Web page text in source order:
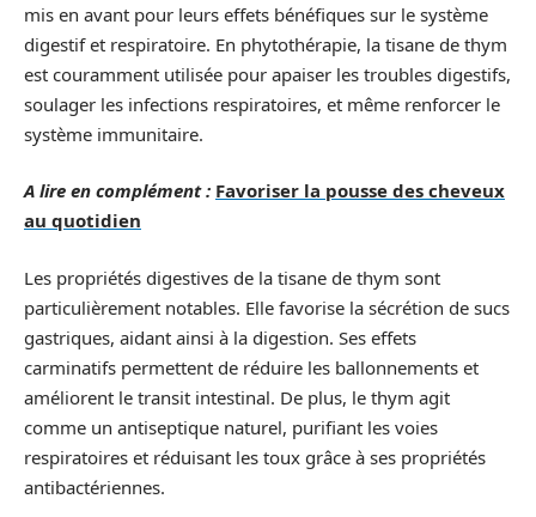
mis en avant pour leurs effets bénéfiques sur le système
digestif et respiratoire. En phytothérapie, la tisane de thym
est couramment utilisée pour apaiser les troubles digestifs,
soulager les infections respiratoires, et même renforcer le
système immunitaire.
A lire en complément : Favoriser la pousse des cheveux
au quotidien
Les propriétés digestives de la tisane de thym sont
particulièrement notables. Elle favorise la sécrétion de sucs
gastriques, aidant ainsi à la digestion. Ses effets
carminatifs permettent de réduire les ballonnements et
améliorent le transit intestinal. De plus, le thym agit
comme un antiseptique naturel, purifiant les voies
respiratoires et réduisant les toux grâce à ses propriétés
antibactériennes.